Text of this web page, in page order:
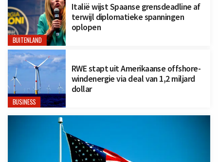
BUITENLAND
Italië wijst Spaanse grensdeadline af
terwijl diplomatieke spanningen
oplopen
BUSINESS
RWE stapt uit Amerikaanse offshore-
windenergie via deal van 1,2 miljard
dollar